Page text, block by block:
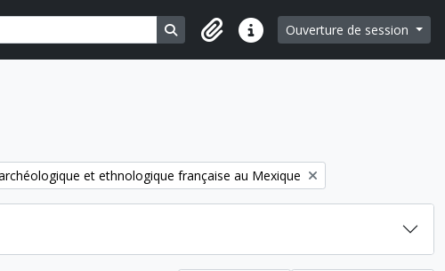
Search in browse page
Liens rapidesOuverture de session
et ethnologique française au Mexique